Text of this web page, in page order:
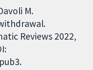
M.
Reviews 2022,